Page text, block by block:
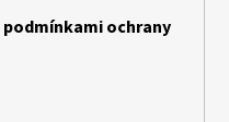
podmínkami ochrany